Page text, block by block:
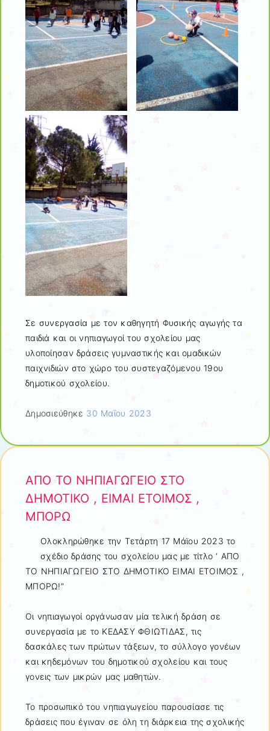
Σε συνεργασία με τον καθηγητή Φυσικής αγωγής τα
παιδιά και οι νηπιαγωγοί του σχολείου μας
υλοποίησαν δράσεις γυμναστικής και ομαδικών
παιχνιδιών στο χώρο του συστεγαζόμενου 19ου
δημοτικού σχολείου.
Δημοσιεύθηκε 30 Μαΐου 2023
ΑΠΟ ΤΟ ΝΗΠΙΑΓΩΓΕΙΟ ΣΤΟ
ΔΗΜΟΤΙΚΟ , ΕΙΜΑΙ ΕΤΟΙΜΟΣ ,
ΜΠΟΡΩ
Ολοκληρώθηκε την Τετάρτη 17 Μάϊου 2023 το
σχέδιο δράσης του σχολείου μας με τίτλο ‘ ΑΠΟ
ΤΟ ΝΗΠΙΑΓΩΓΕΙΟ ΣΤΟ ΔΗΜΟΤΙΚΟ ΕΙΜΑΙ ΕΤΟΙΜΟΣ ,
ΜΠΟΡΩ!”
Οι νηπιαγωγοί οργάνωσαν μία τελική δράση σε
συνεργασία με το ΚΕΔΑΣΥ ΦΘΙΩΤΙΔΑΣ, τις
δασκάλες των πρώτων τάξεων, το σύλλογο γονέων
και κηδεμόνων του δημοτικού σχολείου και τους
γονεις των μικρών μας μαθητών.
Το προσωπικό του νηπιαγωγείου παρουσίασε τις
δράσεις που έγιναν σε όλη τη διάρκεια της σχολικής